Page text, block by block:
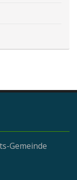
Gemeinde